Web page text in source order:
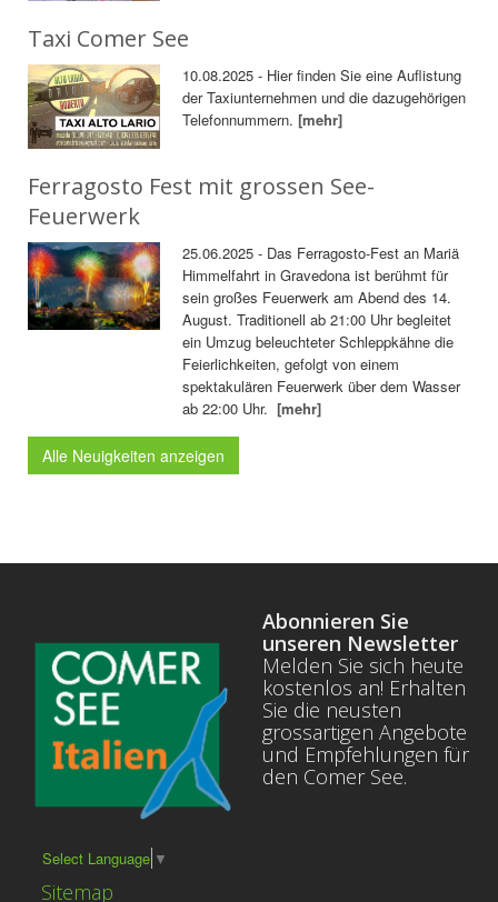
Taxi Comer See
10.08.2025 - Hier finden Sie eine Auflistung
der Taxiunternehmen und die dazugehörigen
Telefonnummern.[mehr]
Ferragosto Fest mit grossen See-
Feuerwerk
25.06.2025 - Das Ferragosto-Fest an Mariä
Himmelfahrt in Gravedona ist berühmt für
sein großes Feuerwerk am Abend des 14.
August. Traditionell ab 21:00 Uhr begleitet
ein Umzug beleuchteter Schleppkähne die
Feierlichkeiten, gefolgt von einem
spektakulären Feuerwerk über dem Wasser
ab 22:00 Uhr.[mehr]
Alle Neuigkeiten anzeigen
Select Language ▼
Sitemap
Abonnieren Sie
unseren Newsletter
Melden Sie sich heute
kostenlos an! Erhalten
Sie die neusten
grossartigen Angebote
und Empfehlungen für
den Comer See.